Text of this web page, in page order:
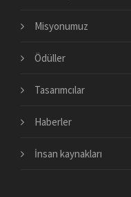
Misyonumuz
Ödüller
Tasarımcılar
Haberler
İnsan kaynakları